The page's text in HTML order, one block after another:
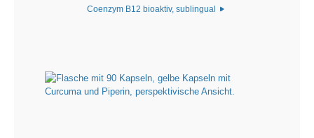
Coenzym B12 bioaktiv, sublingual